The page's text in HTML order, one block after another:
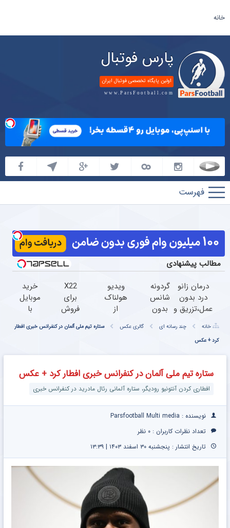
خانه
پارس فوتبال
اولین پایگاه تخصصی فوتبال ایران
www.ParsFootball.com
پارس
فوتبال
مطالب پیشنهادی
درمان زانو
درد بدون
عمل،تزریق و
(◂پرسش‌نامه)
گردونه
شانس
بدون
PS5 تا
و بیت
کوین
ویدیو
هولناک
از
کارتن
که
شد.
آموزش
X22
برای
فروش
داری؟
اینجا
سریع
خرید
موبایل
با
پی |
قسط
سود و
کارمزد!
خانه چند رسانه ای گالری عکس
ستاره تیم ملی آلمان در کنفرانس خبری افطار
کرد + عکس
ستاره تیم ملی آلمان در کنفرانس خبری افطار کرد + عکس
افطاری کردن آنتونیو رودیگر، ستاره آلمانی رئال مادرید در کنفرانس خبری
نویسنده : Parsfootball Multi media
تعداد نظرات کاربران : ۰ نظر
تاریخ انتشار : پنجشنبه ۳۰ اسفند ۱۴۰۳ | ۱۳:۳۹